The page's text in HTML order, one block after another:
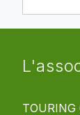
TOURING